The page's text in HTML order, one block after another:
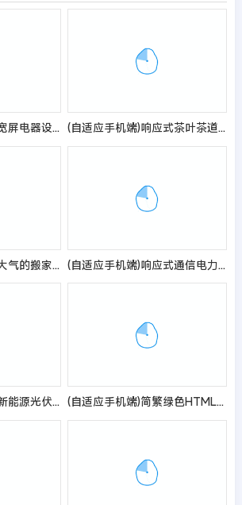
(自适应移动端)大气宽屏电器设备网站模板 机械电气网站源码 (自适应手机端)响应式茶叶茶道pbootcms网站模板 棕色复古茶具网站源码
(自适应手机版)宽屏大气的搬家快递公司pbootcms网站模板 响应式搬家家政公司网站源码 (自适应手机端)响应式通信电力金融医疗科技类网站pbootcms模板 黑色智能医疗设备网站源码
(自适应手机端)绿色新能源光伏太阳能网站模板 (自适应手机端)简繁绿色HTML5响应式环保设备pbootcms模板 环保科技公司网站源码